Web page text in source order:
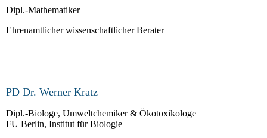
Dipl.-Mathematiker
Ehrenamtlicher wissenschaftlicher Berater
PD Dr. Werner Kratz
Dipl.-Biologe, Umweltchemiker & Ökotoxikologe
FU Berlin, Institut für Biologie